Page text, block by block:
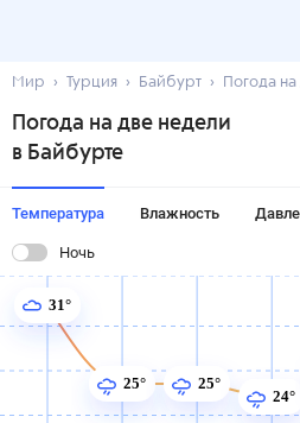
Мир Турция Байбурт Погода на
Погода на две недели
в Байбурте
Температура Влажность
Ночь
31°
25° 25°
24°